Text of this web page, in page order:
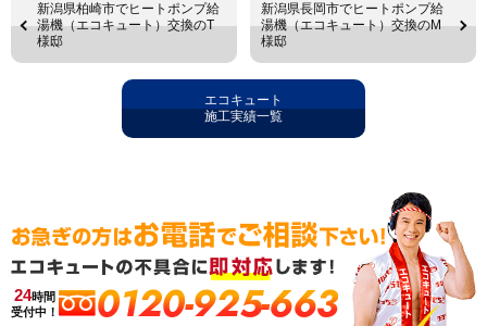
新潟県柏崎市でヒートポンプ給
湯機（エコキュート）交換のT
様邸
新潟県長岡市でヒートポンプ給
湯機（エコキュート）交換のM
様邸
エコキュート
施工実績一覧
24時間
受付中！
0120-925-663